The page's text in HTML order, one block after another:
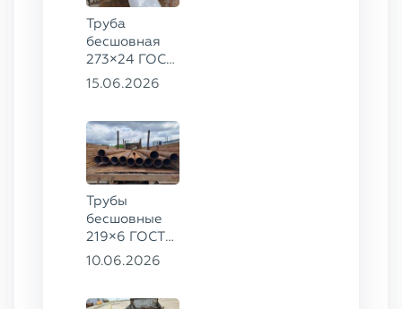
Труба
бесшовная
273×24 ГОСТ
9941-81 сталь
15.06.2026
Трубы
бесшовные
219×6 ГОСТ
8732-78, ст.
10.06.2026